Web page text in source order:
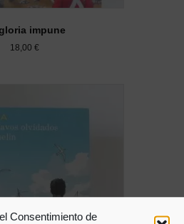
Consentimiento de
impune
18,00 €